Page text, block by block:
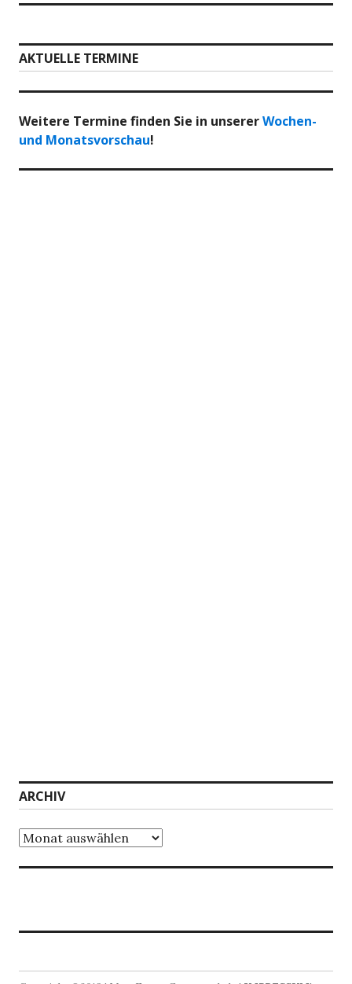
AKTUELLE TERMINE
Weitere Termine finden Sie in unsererWochen-
und Monatsvorschau!
ARCHIV
Archiv